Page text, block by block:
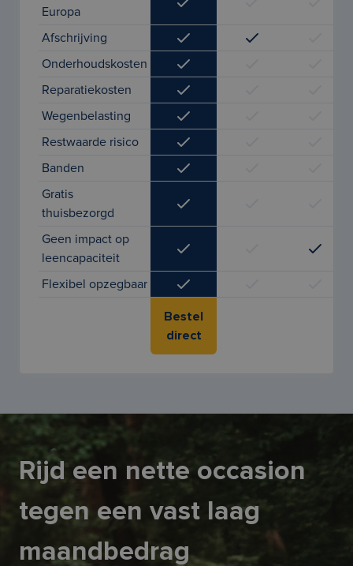
Europa
Afschrijving
Onderhoudskosten
Reparatiekosten
Wegenbelasting
Restwaarde risico
Banden
Gratis
thuisbezorgd
Geen impact op
leencapaciteit
Flexibel opzegbaar
Bestel
direct
Rijd een nette occasion
tegen een vast laag
maandbedrag